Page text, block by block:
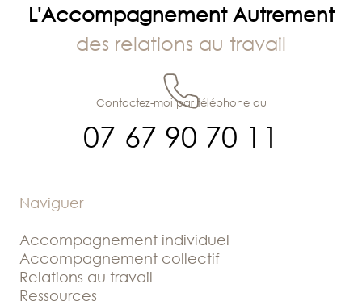
L'Accompagnement Autrement
des relations au travail
07 67 90 70 11
Contactez-moi par téléphone au
Naviguer
Accompagnement individuel
Accompagnement collectif
Relations au travail
Ressources